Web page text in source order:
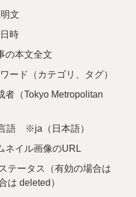
文
時
の本文全文
ード（カテゴリ、タグ）
者（Tokyo Metropolitan
語 ※ja（日本語）
ネイル画像のURL
テータス（有効の場合は
は deleted）